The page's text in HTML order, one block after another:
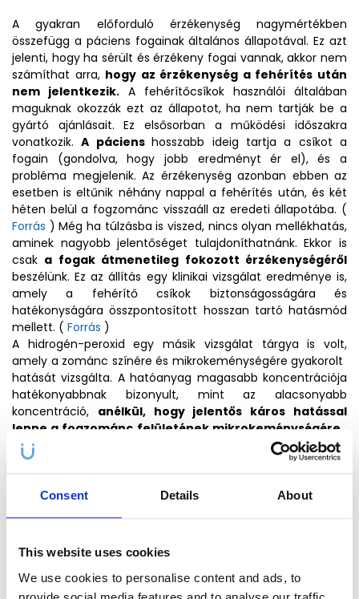
Consent Details About
This website uses cookies
We use cookies to personalise content and ads, to
A gyakran előforduló érzékenység nagymértékben
összefügg a páciens fogainak általános állapotával. Ez azt
jelenti, hogy ha sérült és érzékeny fogai vannak, akkor nem
számíthat arra, hogy az érzékenység a fehérítés után
nem jelentkezik. A fehérítőcsíkok használói általában
maguknak okozzák ezt az állapotot, ha nem tartják be a
gyártó ajánlásait. Ez elsősorban a működési időszakra
vonatkozik.A pácienshosszabb ideig tartja a csíkot a
fogain (gondolva, hogy jobb eredményt ér el), és a
probléma megjelenik. Az érzékenység azonban ebben az
esetben is eltűnik néhány nappal a fehérítés után, és két
héten belül a fogzománc visszaáll az eredeti állapotába. (
Forrás ) Még ha túlzásba is viszed, nincs olyan mellékhatás,
aminek nagyobb jelentőséget tulajdoníthatnánk. Ekkor is
csak a fogak átmenetileg fokozott érzékenységéről
beszélünk. Ez az állítás egy klinikai vizsgálat eredménye is,
amely a fehérítő csíkok biztonságosságára és
hatékonyságára összpontosított hosszan tartó hatásmód
mellett. ( Forrás )
A hidrogén-peroxid egy másik vizsgálat tárgya is volt,
amely a zománc színére és mikrokeménységére gyakorolt ​​
hatását vizsgálta. A hatóanyag magasabb koncentrációja
hatékonyabbnak bizonyult, mint az alacsonyabb
koncentráció, anélkül, hogy jelentős káros hatással
lenne a fogzománc felületének mikrokeménységére
Forrás